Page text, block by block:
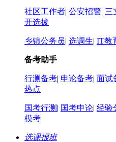
社区工作者| 公安招警| 三
开选拔
乡镇公务员| 选调生| IT教
备考助手
行测备考| 申论备考| 面试
热点
国考行测 | 国考申论| 经验
模考
选课报班